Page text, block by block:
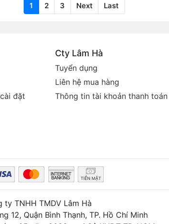
1 2 3 Next Last
đặt
Cty Lâm Hà
Tuyển dụng
Liên hệ mua hàng
Thông tin tài khoản thanh toán
ty TNHH TMDV Lâm Hà
12, Quận Bình Thạnh, TP. Hồ Chí Minh